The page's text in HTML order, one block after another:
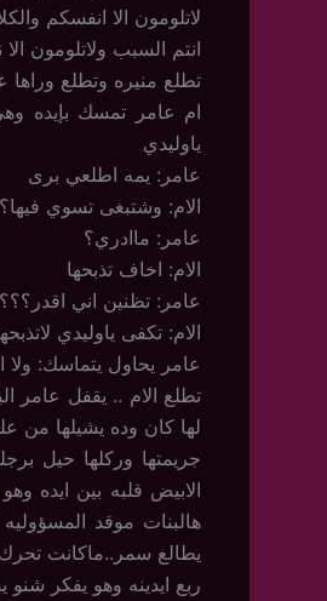
لاتلومون الا انفسكم
انتم السبب ولاتلومون
تطلع منيره وتطلع
ام عامر تمسك بإيده
ياوليدي
عامر: يمه اطلعي برى
الام: وشتبغى تسوي فيها؟
عامر: ماادري؟
الام: اخاف تذبحها
عامر: تظنين اني
الام: تكفى ياوليدي
عامر يحاول يتماسك: ولا
تطلع الام .. يقفل عامر
لها كان وده يشيلها من
جريمتها وركلها حيل
الابيض قلبه بين ايده
هالبنات موقد
يطالع سمر..ماكانت
ربع ايدينه وهو يفكر